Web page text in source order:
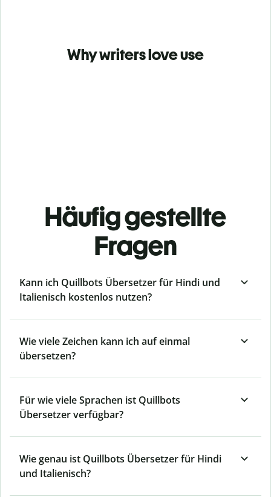
Why writers love use
Häufig gestellte
Fragen
Kann ich Quillbots Übersetzer für Hindi und
Italienisch kostenlos nutzen?
Wie viele Zeichen kann ich auf einmal
übersetzen?
Für wie viele Sprachen ist Quillbots
Übersetzer verfügbar?
Wie genau ist Quillbots Übersetzer für Hindi
und Italienisch?